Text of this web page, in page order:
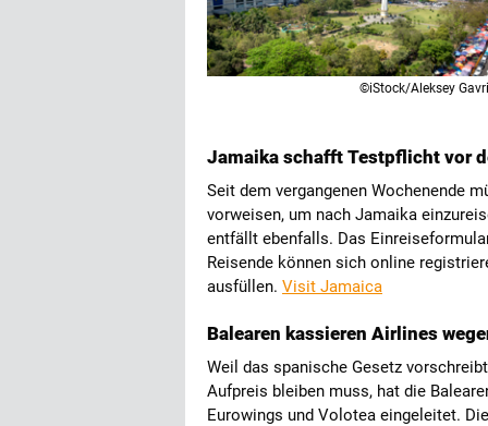
©iStock/Aleksey
Jamaika schafft Testpflicht vor
Seit dem vergangenen Wochenende
vorweisen, um nach Jamaika
entfällt ebenfalls. Das
Reisende können sich online
ausfüllen. Visit Jamaica
Balearen kassieren Airlines
Weil das spanische Gesetz
Aufpreis bleiben muss, hat die
Eurowings und Volotea eingeleitet.